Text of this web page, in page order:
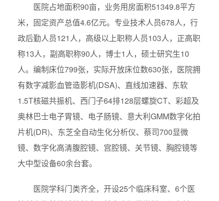
医院占地面积90亩，业务用房面积51349.8平方
米，固定资产总值4.6亿元。专业技术人员678人，行
政后勤人员121人，高级以上职称人员103人，正高职
称13人，副高职称90人，博士1人，硕士研究生10
人。编制床位799张，实际开放床位数630张，医院拥
有数字减影血管造影机(DSA)、直线加速器、东软
1.5T核磁共振机、西门子64排128层螺旋CT、彩超及
奥林巴士电子胃镜、电子肠镜、意大利GMM数字化拍
片机(DR)、东芝全自动生化分析仪、蔡司700显微
镜、数字化高清腹腔镜、宫腔镜、关节镜、胸腔镜等
大中型设备60余台套。
医院学科门类齐全，开设25个临床科室、6个医